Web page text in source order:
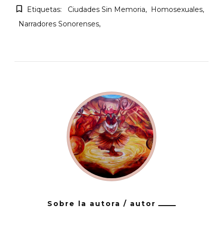
Etiquetas: Ciudades Sin Memoria
Homosexuales
Narradores Sonorenses
Sobre la autora / autor